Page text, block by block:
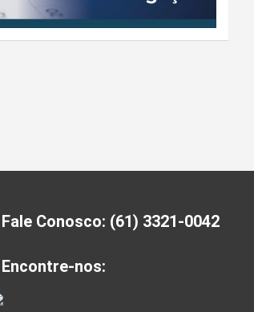
Fale Conosco: (61) 3321-0042
Encontre-nos: